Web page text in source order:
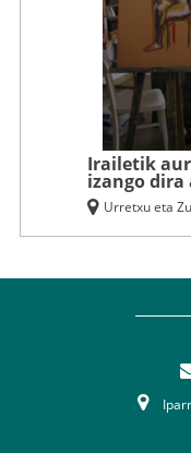
Irailetik
izango
Urretxu eta